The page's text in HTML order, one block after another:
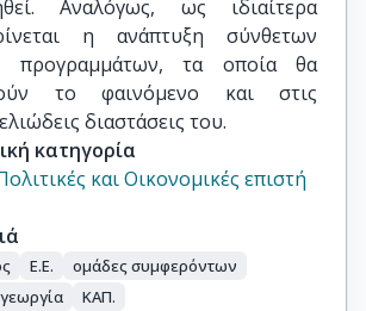
Αναλόγως, ως ιδιαίτερα
η ανάπτυξη σύνθετων
προγραμμάτων, τα οποία θα
το φαινόμενο και στις
διαστάσεις του.
κατηγορία
και Οικονομικές επιστή
Ε.Ε.
ομάδες συμφερόντων
γεωργία ΚΑΠ.